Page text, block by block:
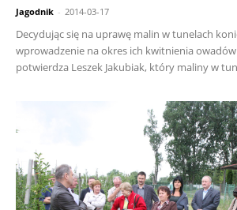
Jagodnik - 2014-03-17
Decydując się na uprawę malin w tunelach
wprowadzenie na okres ich kwitnienia owadów
potwierdza Leszek Jakubiak, który maliny w